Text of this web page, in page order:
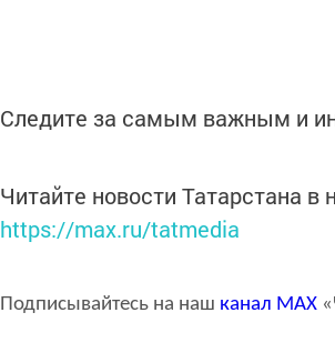
Следите за самым важным и
Читайте новости Татарстана
https://max.ru/tatmedia
Подписывайтесь на наш канал MAX